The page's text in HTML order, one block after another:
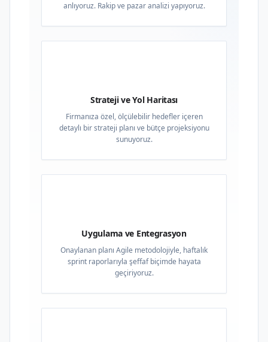
anlıyoruz. Rakip ve pazar analizi yapıyoruz.
Strateji ve Yol Haritası
Firmanıza özel, ölçülebilir hedefler içeren
detaylı bir strateji planı ve bütçe projeksiyonu
sunuyoruz.
Uygulama ve Entegrasyon
Onaylanan planı Agile metodolojiyle, haftalık
sprint raporlarıyla şeffaf biçimde hayata
geçiriyoruz.